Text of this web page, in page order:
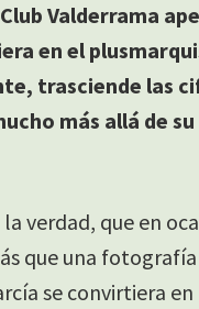
Valderrama
en el
trasciende las
más allá de
verdad, que en
que una
se convirtiera